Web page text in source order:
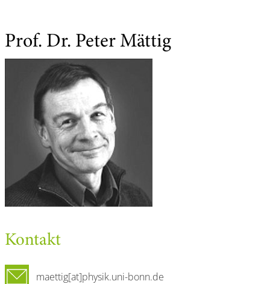
Prof. Dr. Peter Mättig
Kontakt
maettig[at]physik.uni-bonn.de